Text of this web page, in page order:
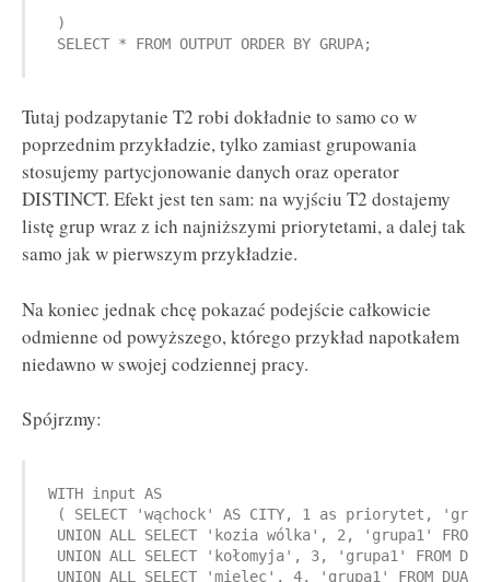
)
SELECT * FROM OUTPUT ORDER BY GRUPA;
Tutaj podzapytanie T2 robi dokładnie to samo co w
poprzednim przykładzie, tylko zamiast grupowania
stosujemy partycjonowanie danych oraz operator
DISTINCT. Efekt jest ten sam: na wyjściu T2 dostajemy
listę grup wraz z ich najniższymi priorytetami, a dalej tak
samo jak w pierwszym przykładzie.
Na koniec jednak chcę pokazać podejście całkowicie
odmienne od powyższego, którego przykład napotkałem
niedawno w swojej codziennej pracy.
Spójrzmy:
WITH input AS
( SELECT 'wąchock' AS CITY, 1 as priorytet, 'grupa1'
UNION ALL SELECT 'kozia wólka', 2, 'grupa1' FROM
UNION ALL SELECT 'kołomyja', 3, 'grupa1' FROM
UNION ALL SELECT 'mielec', 4, 'grupa1' FROM DUAL